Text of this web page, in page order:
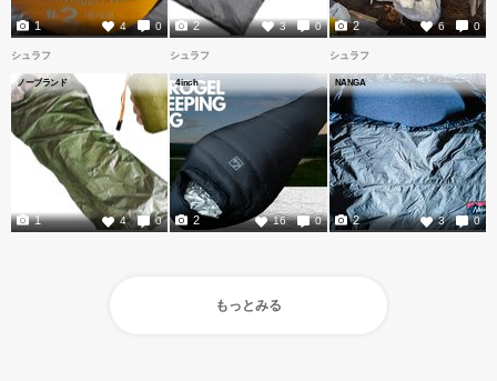
4 0
1 3 0
2 6 0
2
シュラフ
ノーブランド
4 0
1
シュラフ
4inch
16 0
2
シュラフ
NANGA
3 0
2
もっとみる